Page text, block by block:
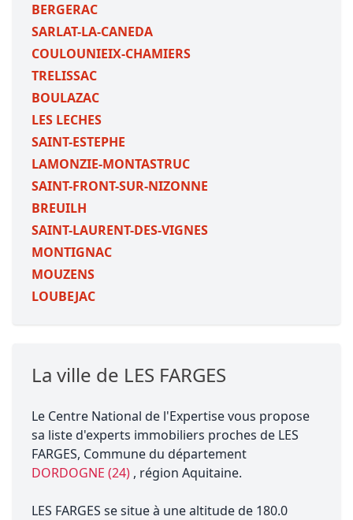
BERGERAC
SARLAT-LA-CANEDA
COULOUNIEIX-CHAMIERS
TRELISSAC
BOULAZAC
LES LECHES
SAINT-ESTEPHE
LAMONZIE-MONTASTRUC
SAINT-FRONT-SUR-NIZONNE
BREUILH
SAINT-LAURENT-DES-VIGNES
MONTIGNAC
MOUZENS
LOUBEJAC
La ville de LES FARGES
Le Centre National de l'Expertise vous propose
sa liste d'experts immobiliers proches de LES
FARGES, Commune du département
DORDOGNE (24) , région Aquitaine.
LES FARGES se situe à une altitude de 180.0